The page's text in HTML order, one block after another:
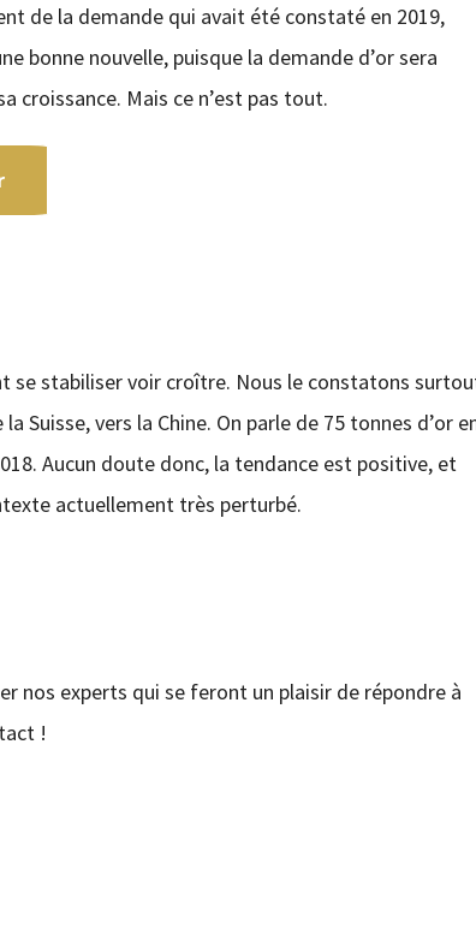
de la demande qui avait été constaté en 2019,
bonne nouvelle, puisque la demande d’or sera
croissance. Mais ce n’est pas tout.
se stabiliser voir croître. Nous le constatons
vers la Chine. On parle de 75 tonnes d’or
Aucun doute donc, la tendance est positive, et
actuellement très perturbé.
nos experts qui se feront un plaisir de répondre à
!